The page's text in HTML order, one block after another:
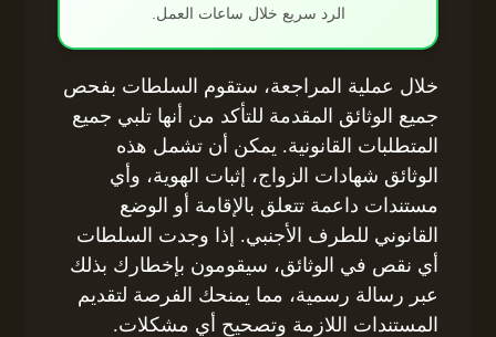
الرد سريع خلال ساعات العمل.
خلال عملية المراجعة، ستقوم السلطات بفحص
جميع الوثائق المقدمة للتأكد من أنها تلبي جميع
المتطلبات القانونية. يمكن أن تشمل هذه
الوثائق شهادات الزواج، إثبات الهوية، وأي
مستندات داعمة تتعلق بالإقامة أو الوضع
القانوني للطرف الأجنبي. إذا وجدت السلطات
أي نقص في الوثائق، سيقومون بإخطارك بذلك
عبر رسالة رسمية، مما يمنحك الفرصة لتقديم
المستندات اللازمة وتصحيح أي مشكلات.